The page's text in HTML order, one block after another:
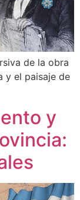
de la obra
y el paisaje de
y